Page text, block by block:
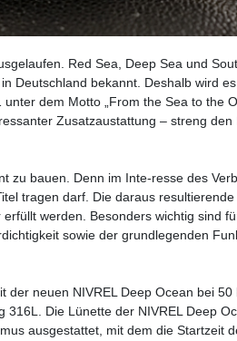
Red Sea, Deep Sea und
Deutschland bekannt. Deshalb wird
dem Motto „From the Sea to the
Zusatzaustattung – streng den
zu bauen. Denn im Inte-resse des
tragen darf. Die daraus
werden. Besonders wichtig sind
sowie der grundlegenden
neuen NIVREL Deep Ocean bei
Die Lünette der NIVREL Deep
ausgestattet, mit dem die Startzeit